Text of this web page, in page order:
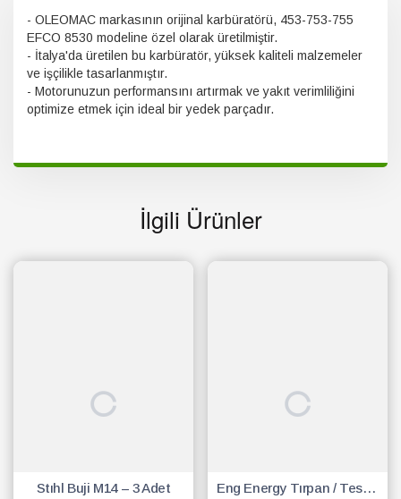
- OLEOMAC markasının orijinal karbüratörü, 453-753-755
EFCO 8530 modeline özel olarak üretilmiştir.
- İtalya'da üretilen bu karbüratör, yüksek kaliteli malzemeler
ve işçilikle tasarlanmıştır.
- Motorunuzun performansını artırmak ve yakıt verimliliğini
optimize etmek için ideal bir yedek parçadır.
İlgili Ürünler
Stıhl Buji M14 – 3 Adet
Eng Energy Tırpan / Testere Buji - 10 Adet